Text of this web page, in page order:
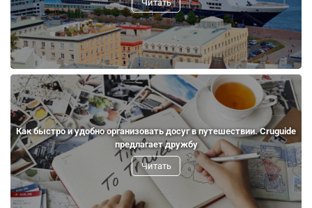
Читать
Как быстро и удобно организовать досуг в путешествии. Cruguide
предлагает дружбу
Читать